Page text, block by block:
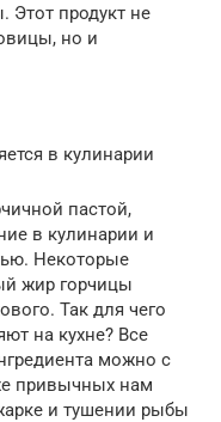
Этот продукт не
но и
в кулинарии
пастой,
в кулинарии и
Некоторые
жир горчицы
Так для чего
на кухне? Все
можно с
привычных нам
и тушении рыбы